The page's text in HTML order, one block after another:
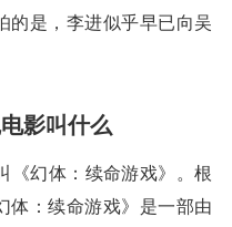
的是，李进似乎早已向吴
影叫什么
《幻体：续命游戏》。根
体：续命游戏》是一部由